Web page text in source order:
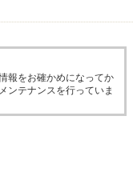
報をお確かめになってか
ンテナンスを行っていま